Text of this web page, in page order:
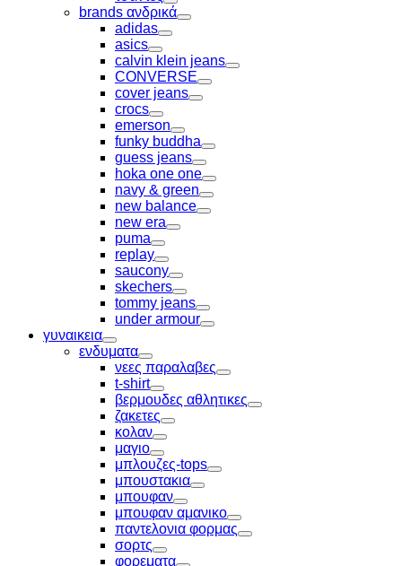
Toggle
brands ανδρικά
Toggle
adidas
Toggle
asics
Toggle
calvin klein jeans
Toggle
CONVERSE
Toggle
cover jeans
Toggle
crocs
Toggle
emerson
Toggle
funky buddha
Toggle
guess jeans
Toggle
hoka one one
Toggle
navy & green
Toggle
new balance
Toggle
new era
Toggle
puma
Toggle
replay
Toggle
saucony
Toggle
skechers
Toggle
tommy jeans
Toggle
under armour
Toggle
γυναικεια
Toggle
ενδυματα
Toggle
νεες παραλαβες
Toggle
t-shirt
Toggle
βερμουδες αθλητικες
Toggle
ζακετες
Toggle
κολαν
Toggle
μαγιο
Toggle
μπλουζες-tops
Toggle
μπουστακια
Toggle
μπουφαν
Toggle
μπουφαν αμανικο
Toggle
παντελονια φορμας
Toggle
σορτς
Toggle
φορεματα